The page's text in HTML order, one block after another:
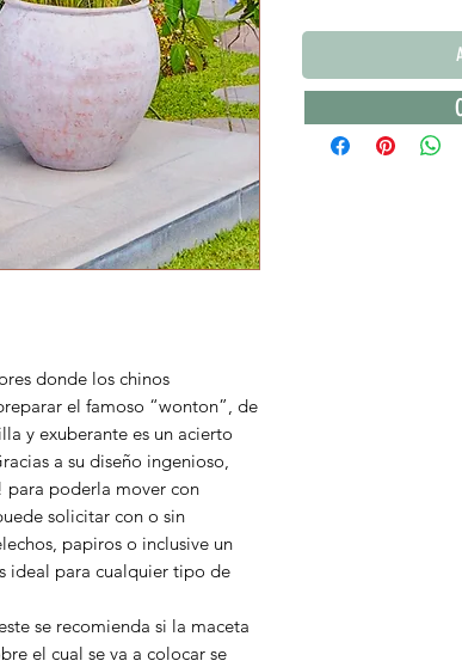
donde los chinos
el famoso “wonton”, de
y exuberante es un acierto
a su diseño ingenioso,
para poderla mover con
solicitar con o sin
papiros o inclusive un
ideal para cualquier tipo de
se recomienda si la maceta
el cual se va a colocar se